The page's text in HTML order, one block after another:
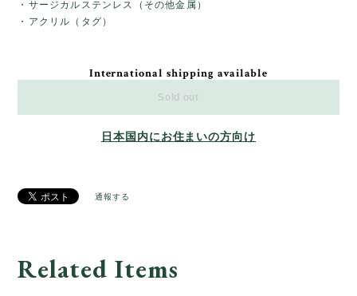
・サージカルステンレス（その他金属）
・アクリル（タグ）
International shipping available
Sold out
日本国内にお住まいの方向け
通報する
Related Items